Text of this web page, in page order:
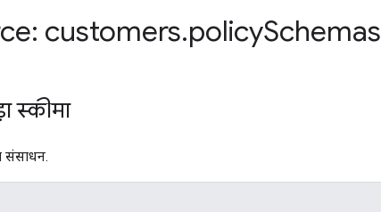
customers.policySchemas
स्कीमा
संसाधन.